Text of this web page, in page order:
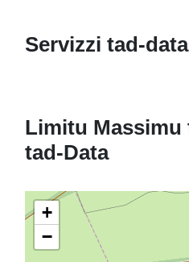
Servizzi tad-data
Limitu Massimu
tad-Data
+
−